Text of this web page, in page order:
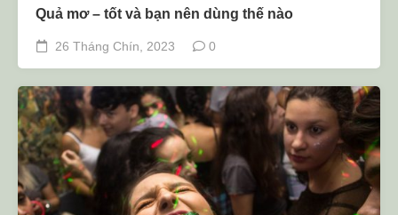
Quả mơ – tốt và bạn nên dùng thế nào
26 Tháng Chín, 2023 0